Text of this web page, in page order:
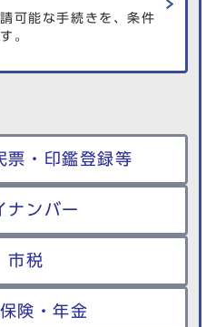
可能な手続きを、条件
。
票・印鑑登録等
ナンバー
市税
険・年金